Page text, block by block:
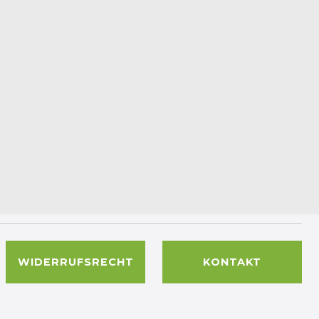
WIDERRUFSRECHT KONTAKT